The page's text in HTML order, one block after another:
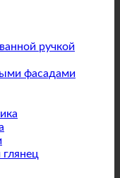
ручкой
фасадами